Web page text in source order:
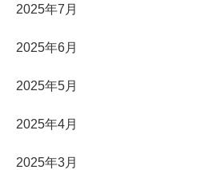
2025年7月
2025年6月
2025年5月
2025年4月
2025年3月